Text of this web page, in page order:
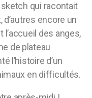
sketch qui racontait
d’autres encore un
l’accueil des anges,
de plateau
l’histoire d’un
en difficultés.